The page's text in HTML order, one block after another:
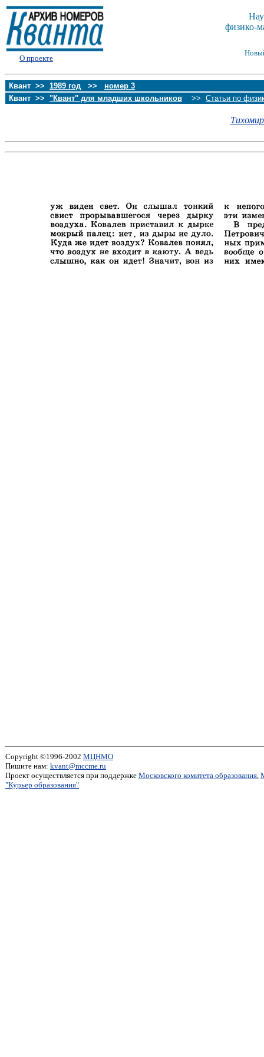
О проекте
физико-
Квант >> 1989 год >> номер 3
Квант >> "Квант" для младших школьников >> Статьи по
Copyright ©1996-2002 МЦНМО
Пишите нам: kvant@mccme.ru
Проект осуществляется при поддержке Московского комитета образования,
"Курьер образования"